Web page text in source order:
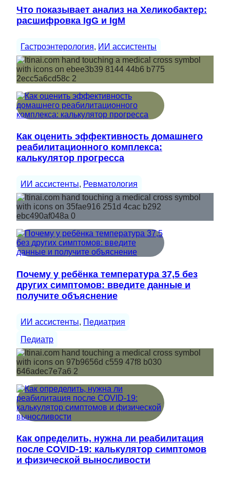
Что показывает анализ на Хеликобактер:
расшифровка IgG и IgM
Гастроэнтерология, ИИ ассистенты
Как оценить эффективность домашнего
реабилитационного комплекса:
калькулятор прогресса
ИИ ассистенты, Ревматология
Почему у ребёнка температура 37,5 без
других симптомов: введите данные и
получите объяснение
ИИ ассистенты, Педиатрия
Педиатр
Как определить, нужна ли реабилитация
после COVID-19: калькулятор симптомов
и физической выносливости